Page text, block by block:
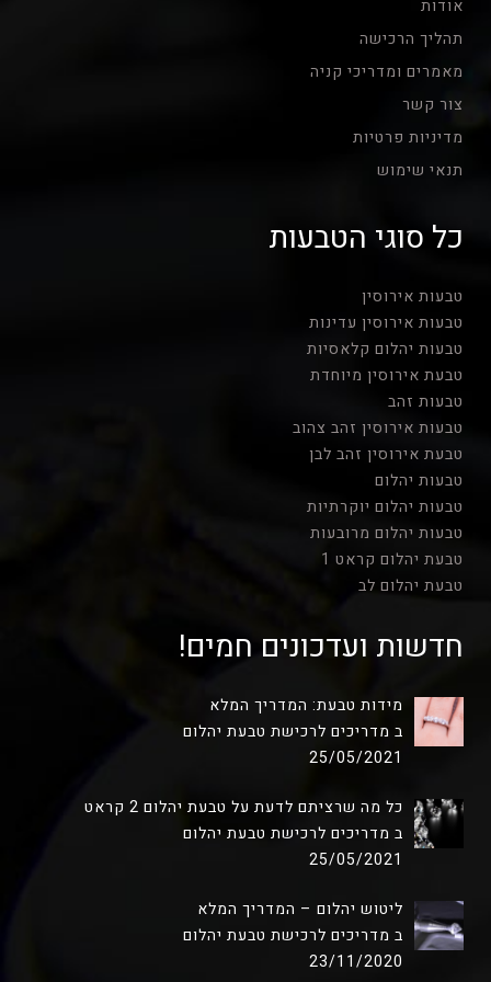
אודות
תהליך הרכישה
מאמרים ומדריכי קניה
צור קשר
מדיניות פרטיות
תנאי שימוש
כל סוגי הטבעות
טבעות אירוסין
טבעות אירוסין עדינות
טבעות יהלום קלאסיות
טבעת אירוסין מיוחדת
טבעות זהב
טבעות אירוסין זהב צהוב
טבעת אירוסין זהב לבן
טבעות יהלום
טבעות יהלום יוקרתיות
טבעות יהלום מרובעות
טבעת יהלום קראט 1
טבעת יהלום לב
חדשות ועדכונים חמים!
מידות טבעת: המדריך המלא
ב מדריכים לרכישת טבעת יהלום
25/05/2021
כל מה שרציתם לדעת על טבעת יהלום 2 קראט
ב מדריכים לרכישת טבעת יהלום
25/05/2021
ליטוש יהלום – המדריך המלא
ב מדריכים לרכישת טבעת יהלום
23/11/2020